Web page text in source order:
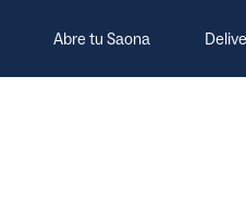
Abre tu Saona